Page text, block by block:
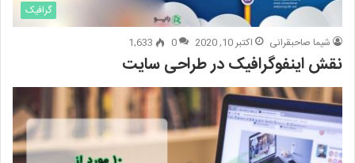
گرافیک
شیما صاحبقرانی اکتبر 10, 2020 0
1,633
نقش اینفوگرافیک در طراحی سایت